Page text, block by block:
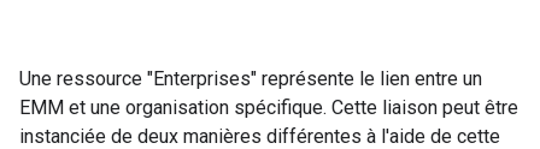
Une ressource "Enterprises" représente le lien entre un
EMM et une organisation spécifique. Cette liaison peut être
instanciée de deux manières différentes à l'aide de cette